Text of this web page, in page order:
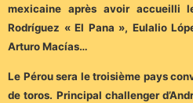
mexicaine après avoir accueilli
Rodríguez « El Pana », Eulalio
Arturo Macías…
Le Pérou sera le troisième pays
de toros. Principal challenger